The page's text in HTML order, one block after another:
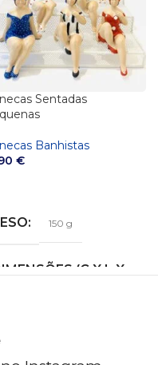
Sentadas
Banhistas
€
150 g
(C X L X